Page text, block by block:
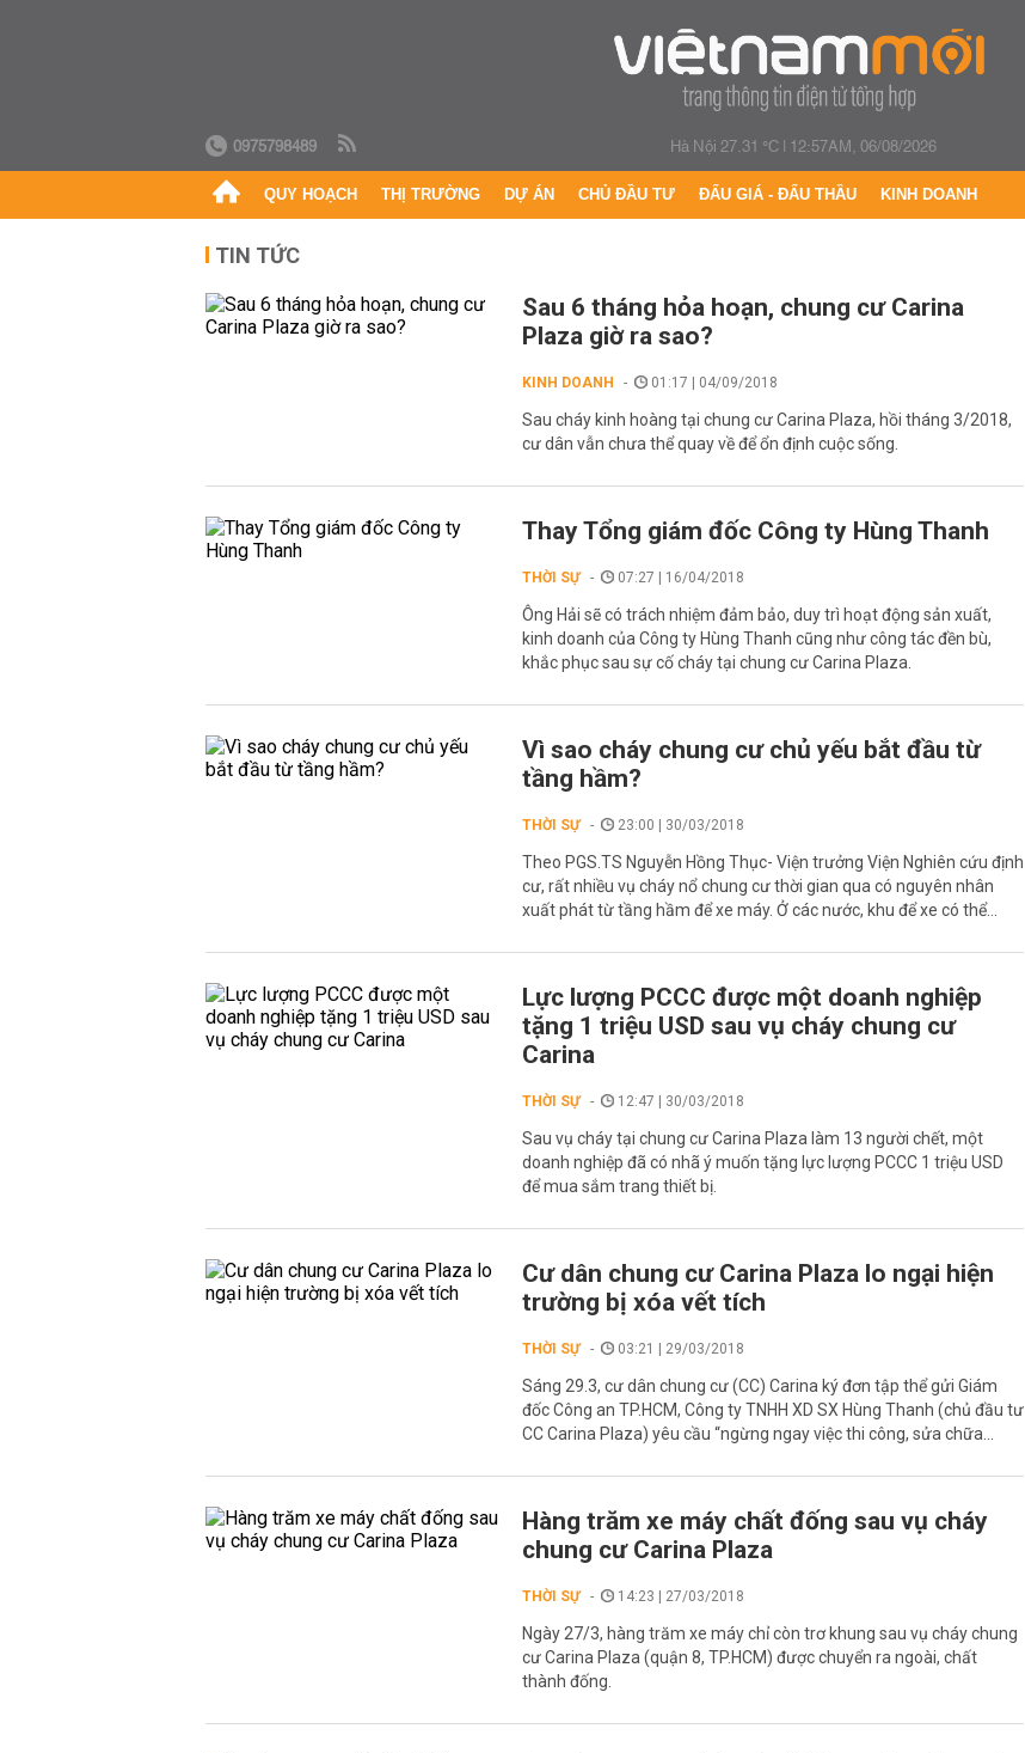
0975798489 Hà Nội 27.31 °C| 12:57AM, 06/08/2026
QUY HOẠCH THỊ TRƯỜNG DỰ ÁN CHỦ ĐẦU TƯ ĐẤU GIÁ - ĐẤU THẦU KINH DOANH
TIN TỨC
Sau 6 tháng hỏa hoạn, chung cư Carina
Plaza giờ ra sao?
KINH DOANH 01:17 | 04/09/2018
Sau cháy kinh hoàng tại chung cư Carina Plaza, hồi tháng 3/2018,
cư dân vẫn chưa thể quay về để ổn định cuộc sống.
Thay Tổng giám đốc Công ty Hùng Thanh
THỜI SỰ 07:27 | 16/04/2018
Ông Hải sẽ có trách nhiệm đảm bảo, duy trì hoạt động sản xuất,
kinh doanh của Công ty Hùng Thanh cũng như công tác đền bù,
khắc phục sau sự cố cháy tại chung cư Carina Plaza.
Vì sao cháy chung cư chủ yếu bắt đầu từ
tầng hầm?
THỜI SỰ 23:00 | 30/03/2018
Theo PGS.TS Nguyễn Hồng Thục- Viện trưởng Viện Nghiên cứu định
cư, rất nhiều vụ cháy nổ chung cư thời gian qua có nguyên nhân
xuất phát từ tầng hầm để xe máy. Ở các nước, khu để xe có thể...
Lực lượng PCCC được một doanh nghiệp
tặng 1 triệu USD sau vụ cháy chung cư
Carina
THỜI SỰ 12:47 | 30/03/2018
Sau vụ cháy tại chung cư Carina Plaza làm 13 người chết, một
doanh nghiệp đã có nhã ý muốn tặng lực lượng PCCC 1 triệu USD
để mua sắm trang thiết bị.
Cư dân chung cư Carina Plaza lo ngại hiện
trường bị xóa vết tích
THỜI SỰ 03:21 | 29/03/2018
Sáng 29.3, cư dân chung cư (CC) Carina ký đơn tập thể gửi Giám
đốc Công an TP.HCM, Công ty TNHH XD SX Hùng Thanh (chủ đầu tư
CC Carina Plaza) yêu cầu “ngừng ngay việc thi công, sửa chữa...
Hàng trăm xe máy chất đống sau vụ cháy
chung cư Carina Plaza
THỜI SỰ 14:23 | 27/03/2018
Ngày 27/3, hàng trăm xe máy chỉ còn trơ khung sau vụ cháy chung
cư Carina Plaza (quận 8, TP.HCM) được chuyển ra ngoài, chất
thành đống.